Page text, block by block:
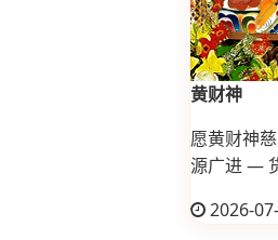
黄财神
愿黄财神
源广进 —
2026-